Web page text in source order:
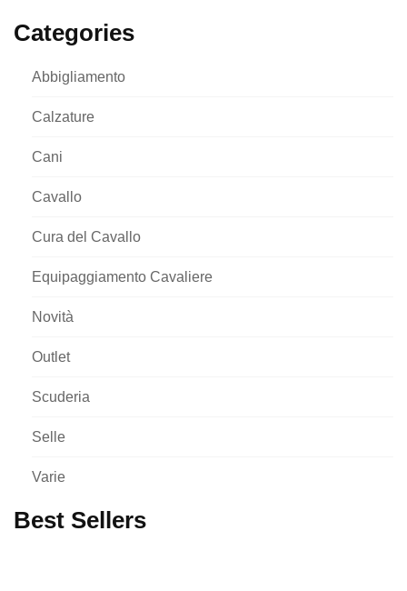
Categories
Abbigliamento
Calzature
Cani
Cavallo
Cura del Cavallo
Equipaggiamento Cavaliere
Novità
Outlet
Scuderia
Selle
Varie
Best Sellers